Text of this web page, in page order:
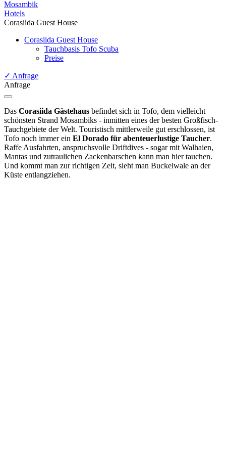
Mosambik
Hotels
Corasiida Guest House
Corasiida Guest House
Tauchbasis Tofo Scuba
Preise
✓ Anfrage
Anfrage
Das Corasiida Gästehaus befindet sich in Tofo, dem vielleicht
schönsten Strand Mosambiks - inmitten eines der besten Großfisch-
Tauchgebiete der Welt. Touristisch mittlerweile gut erschlossen, ist
Tofo noch immer ein El Dorado für abenteuerlustige Taucher.
Raffe Ausfahrten, anspruchsvolle Driftdives - sogar mit Walhaien,
Mantas und zutraulichen Zackenbarschen kann man hier tauchen.
Und kommt man zur richtigen Zeit, sieht man Buckelwale an der
Küste entlangziehen.